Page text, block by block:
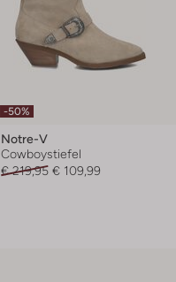
-50%
Notre-V
Cowboystiefel
€ 219,95 € 109,99